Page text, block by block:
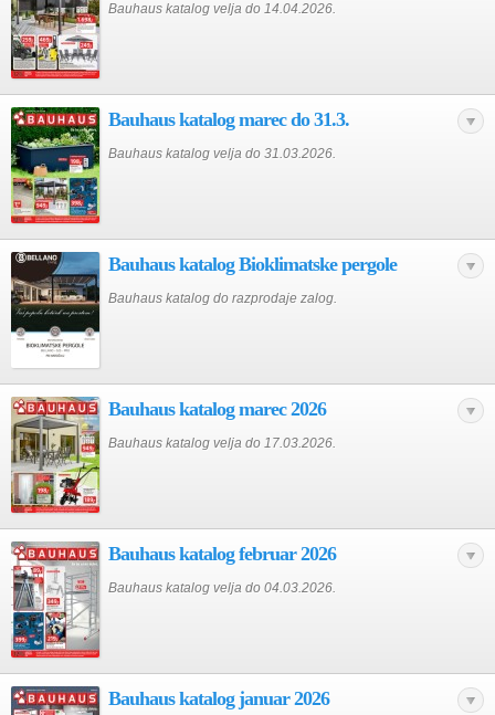
Bauhaus katalog velja do 14.04.2026.
Bauhaus katalog marec do 31.3.
Bauhaus katalog velja do 31.03.2026.
Bauhaus katalog Bioklimatske pergole
Bauhaus katalog do razprodaje zalog.
Bauhaus katalog marec 2026
Bauhaus katalog velja do 17.03.2026.
Bauhaus katalog februar 2026
Bauhaus katalog velja do 04.03.2026.
Bauhaus katalog januar 2026